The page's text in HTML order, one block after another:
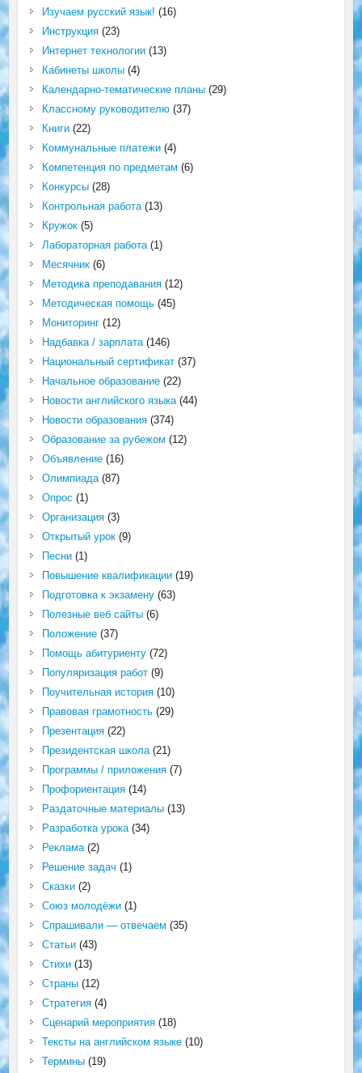
Изучаем русский язык! (16)
Инструкция(23)
Интернет технологии(13)
Кабинеты школы(4)
Календарно-тематические планы(29)
Классному руководителю(37)
Книги(22)
Коммунальные платежи(4)
Компетенция по предметам (6)
Конкурсы(28)
Контрольная работа(13)
Кружок(5)
Лабораторная работа(1)
Месячник(6)
Методика преподавания(12)
Методическая помощь(45)
Мониторинг(12)
Надбавка / зарплата(146)
Национальный сертификат(37)
Начальное образование(22)
Новости английского языка(44)
Новости образования(374)
Образование за рубежом (12)
Объявление(16)
Олимпиада(87)
Опрос (1)
Организация(3)
Открытый урок(9)
Песни(1)
Повышение квалификации(19)
Подготовка к экзамену(63)
Полезные веб сайты(6)
Положение(37)
Помощь абитуриенту(72)
Популяризация работ(9)
Поучительная история(10)
Правовая грамотность(29)
Презентация(22)
Президентская школа(21)
Программы / приложения(7)
Профориентация(14)
Раздаточные материалы(13)
Разработка урока(34)
Реклама(2)
Решение задач (1)
Сказки(2)
Союз молодёжи(1)
Спрашивали — отвечаем (35)
Статьи(43)
Стихи(13)
Страны(12)
Стратегия(4)
Сценарий мероприятия(18)
Тексты на английском языке(10)
Термины(19)